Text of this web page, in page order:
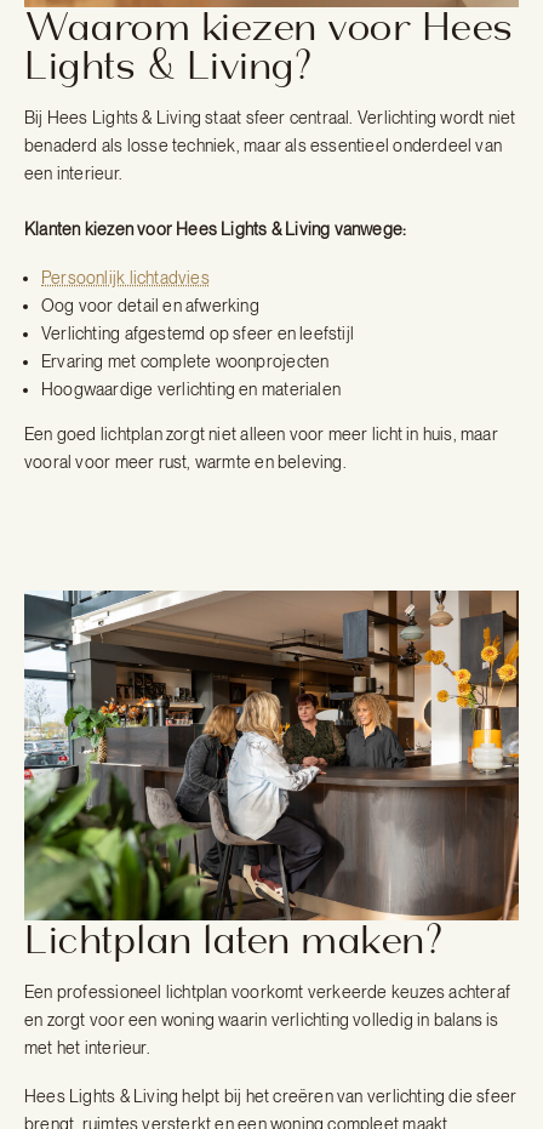
Waarom kiezen voor Hees
Lights & Living?
Bij Hees Lights & Living staat sfeer centraal. Verlichting wordt niet
benaderd als losse techniek, maar als essentieel onderdeel van
een interieur.
Klanten kiezen voor Hees Lights & Living vanwege:
Persoonlijk lichtadvies
Oog voor detail en afwerking
Verlichting afgestemd op sfeer en leefstijl
Ervaring met complete woonprojecten
Hoogwaardige verlichting en materialen
Een goed lichtplan zorgt niet alleen voor meer licht in huis, maar
vooral voor meer rust, warmte en beleving.
Lichtplan laten maken?
Een professioneel lichtplan voorkomt verkeerde keuzes achteraf
en zorgt voor een woning waarin verlichting volledig in balans is
met het interieur.
Hees Lights & Living helpt bij het creëren van verlichting die sfeer
brengt, ruimtes versterkt en een woning compleet maakt.